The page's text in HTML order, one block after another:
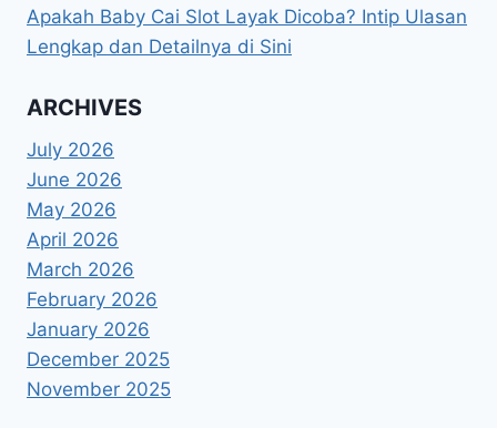
Apakah Baby Cai Slot Layak Dicoba? Intip Ulasan
Lengkap dan Detailnya di Sini
ARCHIVES
July 2026
June 2026
May 2026
April 2026
March 2026
February 2026
January 2026
December 2025
November 2025